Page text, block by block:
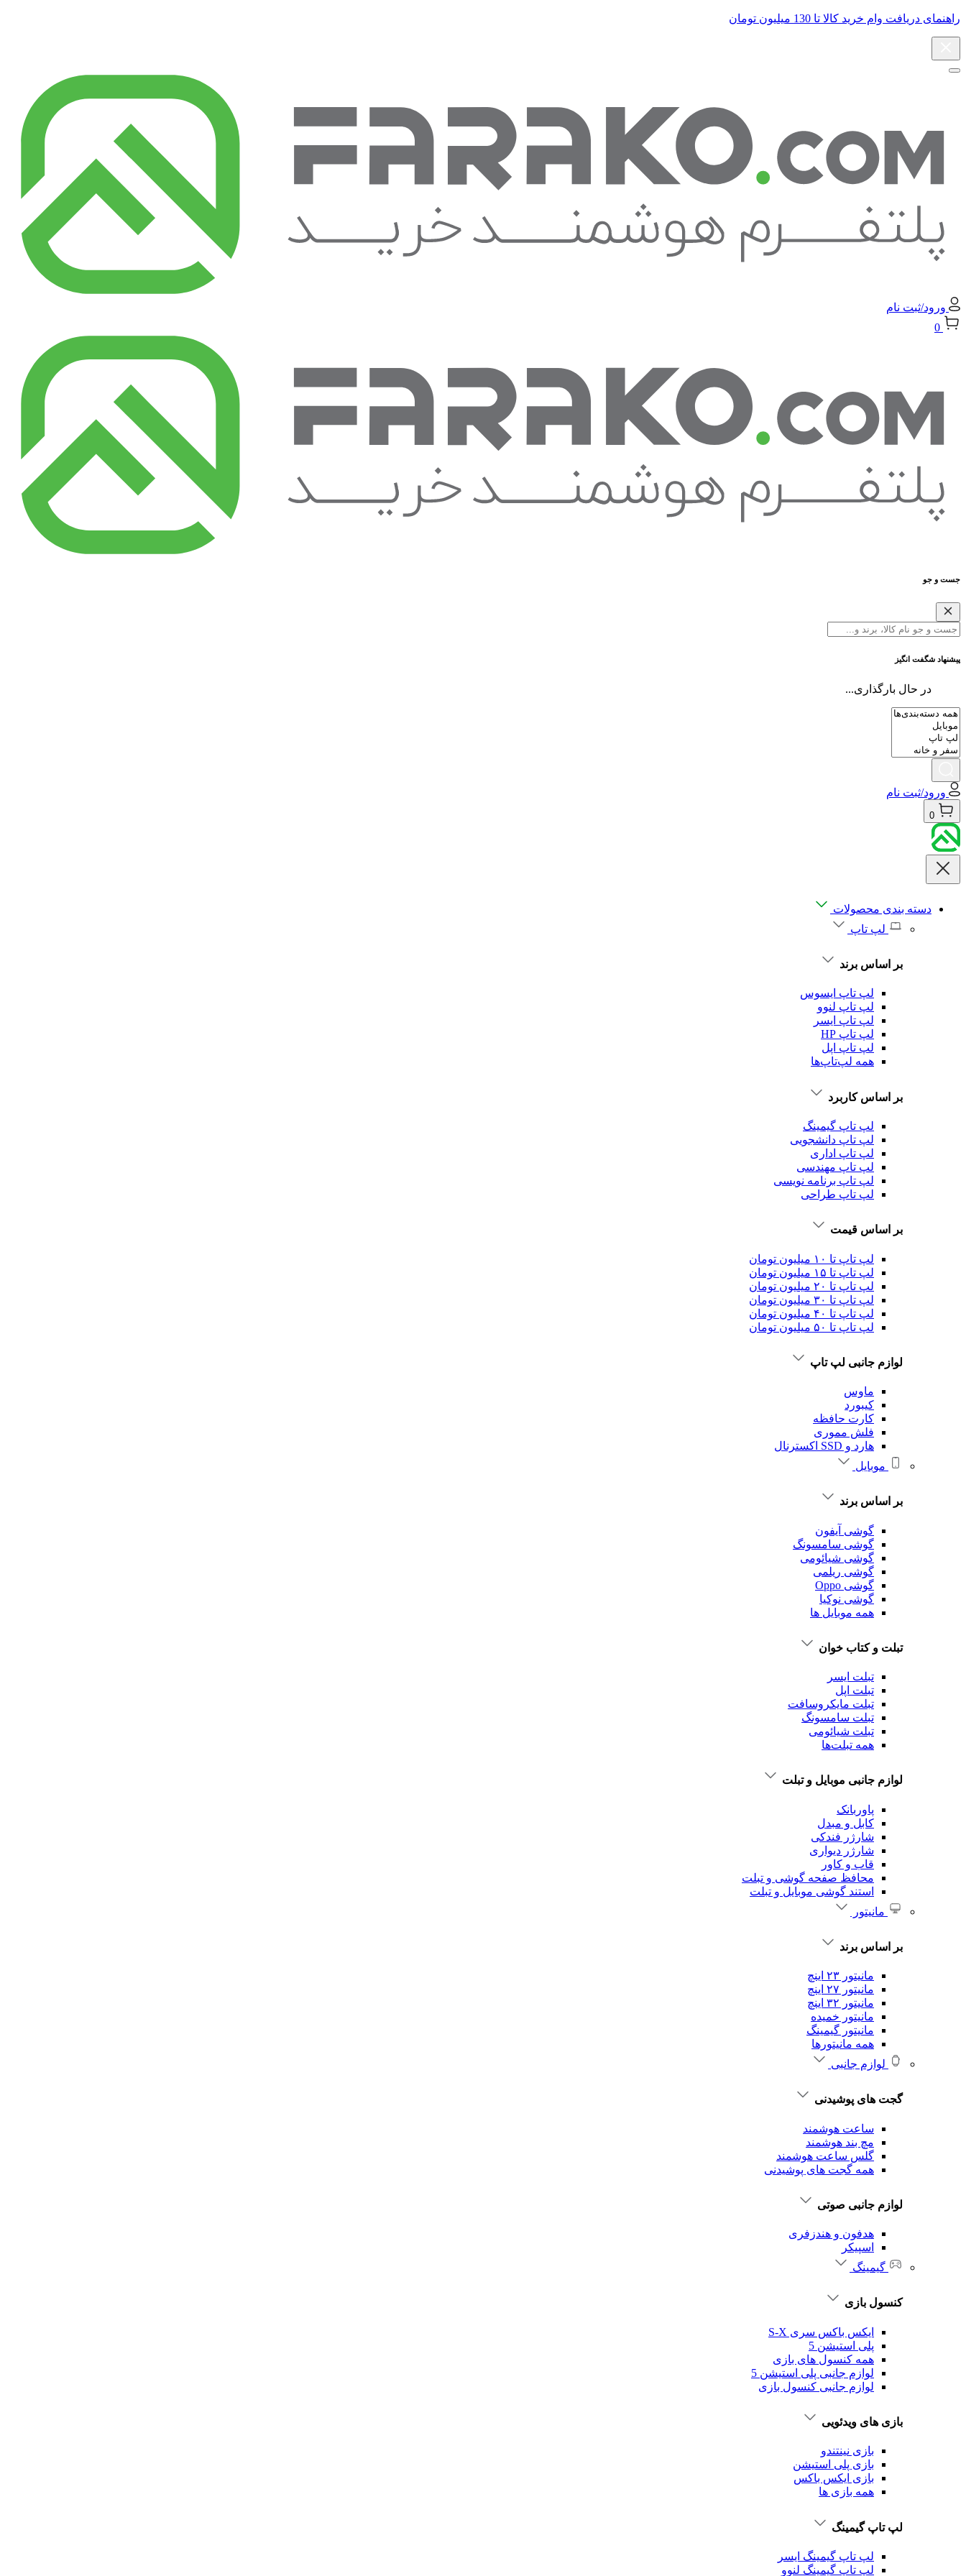
راهنمای دریافت وام خرید کالا تا 130 میلیون تومان
ورود/ثبت نام
0
جست و جو
پیشنهاد شگفت انگیز
در حال بارگذاری...
ورود/ثبت نام
0
دسته بندی محصولات
لپ تاپ
بر اساس برند
لپ تاپ ایسوس
لپ تاپ لنوو
لپ تاپ ایسر
لپ تاپ HP
لپ تاپ اپل
همه لپ‌تاپ‌ها
بر اساس کاربرد
لپ تاپ گیمینگ
لپ تاپ دانشجویی
لپ تاپ اداری
لپ تاپ مهندسی
لپ تاپ برنامه نویسی
لپ تاپ طراحی
بر اساس قیمت
لپ تاپ تا ۱۰ میلیون تومان
لپ تاپ تا ۱۵ میلیون تومان
لپ تاپ تا ۲۰ میلیون تومان
لپ تاپ تا ۳۰ میلیون تومان
لپ تاپ تا ۴۰ میلیون تومان
لپ تاپ تا ۵۰ میلیون تومان
لوازم جانبی لپ تاپ
ماوس
کیبورد
کارت حافظه
فلش مموری
هارد و SSD اکسترنال
موبایل
بر اساس برند
گوشی آیفون
گوشی سامسونگ
گوشی شیائومی
گوشی ریلمی
گوشی Oppo
گوشی نوکیا
همه موبایل ها
تبلت و کتاب خوان
تبلت ایسر
تبلت اپل
تبلت‌ مایکروسافت
تبلت‌ سامسونگ
تبلت شیائومی
همه تبلت‌ها
لوازم جانبی موبایل و تبلت
پاوربانک
کابل و مبدل
شارژر فندکی
شارژر دیواری
قاب و کاور
محافظ صفحه گوشی و تبلت
استند گوشی موبایل و تبلت
مانیتور
بر اساس برند
مانیتور ۲۳ اینچ
مانیتور ۲۷ اینچ
مانیتور ۳۲ اینچ
مانیتور خمیده
مانیتور گیمینگ
همه مانیتورها
لوازم جانبی
گجت های پوشیدنی
ساعت هوشمند
مچ بند هوشمند
گلس ساعت هوشمند
همه گجت های پوشیدنی
لوازم جانبی صوتی
هدفون و هندزفری
اسپیکر
گیمینگ
کنسول بازی
ایکس باکس سری S-X
پلی استیشن 5
همه کنسول های بازی
لوازم جانبی پلی استیشن 5
لوازم جانبی کنسول بازی
بازی های ویدئویی
بازی نینتندو
بازی پلی استیشن
بازی ایکس باکس
همه بازی ها
لپ تاپ گیمینگ
لپ تاپ گیمینگ ایسر
لپ تاپ گیمینگ لنوو